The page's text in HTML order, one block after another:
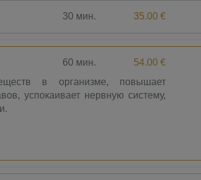
30 мин. 35.00 €
60 мин.
54.00 €
в организме, повышает
успокаивает нервную систему,